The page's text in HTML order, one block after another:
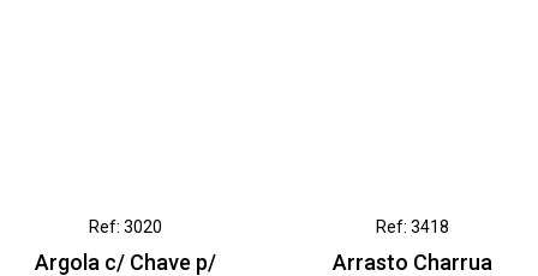
Ref: 3020
Argola c/ Chave p/
Ref: 3418
Arrasto Charrua